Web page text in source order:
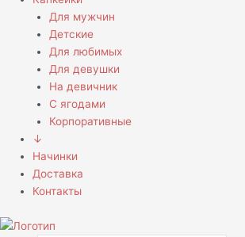
Для мужчин
Детские
Для любимых
Для девушки
На девичник
С ягодами
Корпоративные
↓
Начинки
Доставка
Контакты